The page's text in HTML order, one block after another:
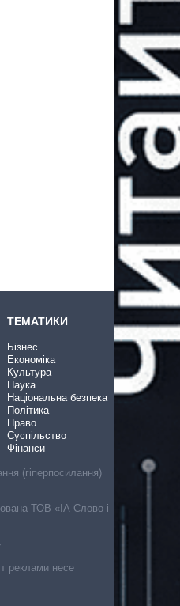
ТЕМАТИКИ
Бізнес
Економіка
Культура
Наука
Національна безпека
Політика
Право
Суспільство
Фінанси
(гіперпосилання)
ТОВ «ІА Слово і
реклами несе